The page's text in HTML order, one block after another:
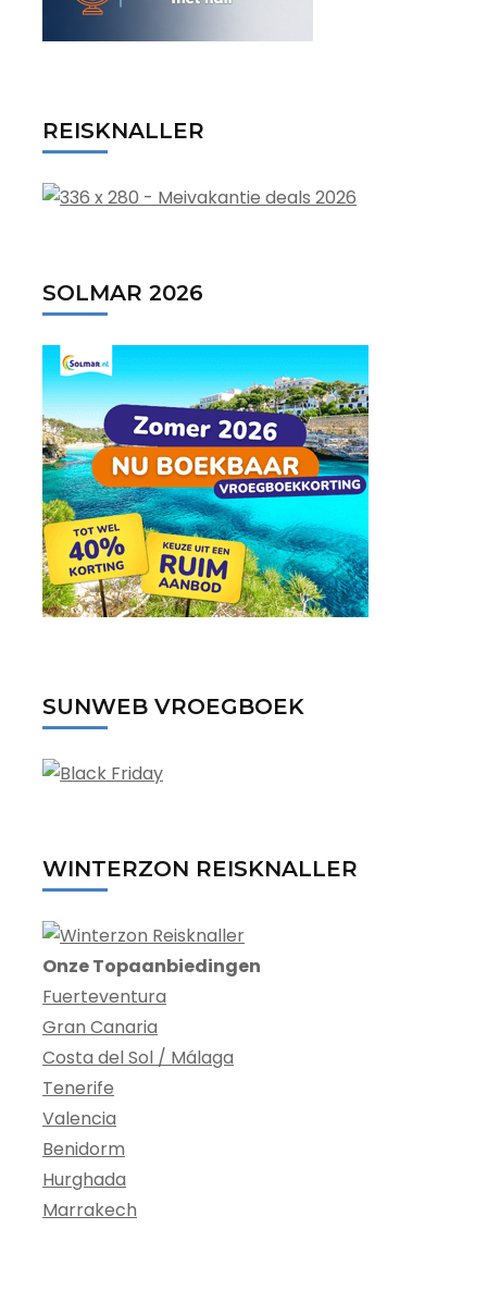
REISKNALLER
SOLMAR 2026
SUNWEB VROEGBOEK
WINTERZON REISKNALLER
Onze Topaanbiedingen
Fuerteventura
Gran Canaria
Costa del Sol / Málaga
Tenerife
Valencia
Benidorm
Hurghada
Marrakech